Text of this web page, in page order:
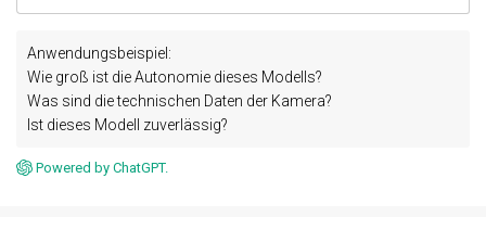
Anwendungsbeispiel:
Wie groß ist die Autonomie dieses Modells?
Was sind die technischen Daten der Kamera?
Ist dieses Modell zuverlässig?
Powered by ChatGPT.